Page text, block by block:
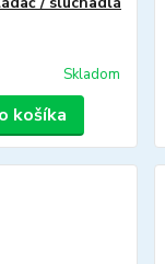
Skladom
košíka